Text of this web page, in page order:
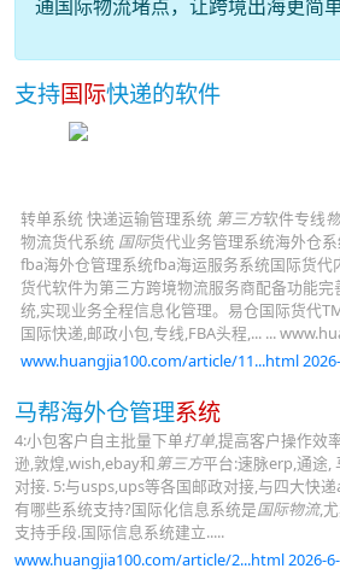
通国际物流堵点，让跨境出海更简
支持国际快递的软件
转单系统 快递运输管理系统 第三方软件专线
物流货代系统 国际货代业务管理系统海外仓
fba海外仓管理系统fba海运服务系统国际货代
货代软件为第三方跨境物流服务商配备功能完
统,实现业务全程信息化管理。易仓国际货代
国际快递,邮政小包,专线,FBA头程,... ...
www.huangjia100.com/article/11...html
马帮海外仓管理系统
4:小包客户自主批量下单打单,提高客户操作效
逊,敦煌,wish,ebay和第三方平台:速脉erp,通途,
对接. 5:与usps,ups等各国邮政对接,与四大快
有哪些系统支持?国际化信息系统是国际物流,
支持手段.国际信息系统建立.....
www.huangjia100.com/article/2...html 2026-